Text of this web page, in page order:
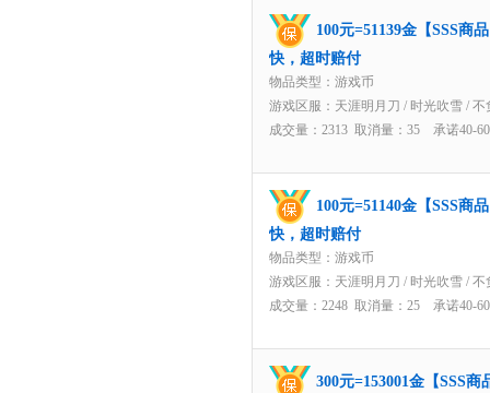
100元=51139金【SSS商
快，超时赔付
物品类型：游戏币
游戏区服： 天涯明月刀 / 时光吹雪 / 不
成交量：2313 取消量：35 承诺40-
100元=51140金【SSS商
快，超时赔付
物品类型：游戏币
游戏区服： 天涯明月刀 / 时光吹雪 / 不
成交量：2248 取消量：25 承诺40-
300元=153001金【SSS